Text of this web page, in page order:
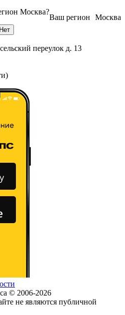
Москва
Ваш регион
Москва?
переулок д. 13
© 2006-2026
не являются публичной